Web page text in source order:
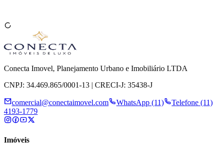
Conecta Imovel, Planejamento Urbano e Imobiliário LTDA
CNPJ: 34.469.865/0001-13 | CRECI-J: 35438-J
comercial@conectaimovel.com WhatsApp (11)
Telefone (11)
4193-1779
Imóveis